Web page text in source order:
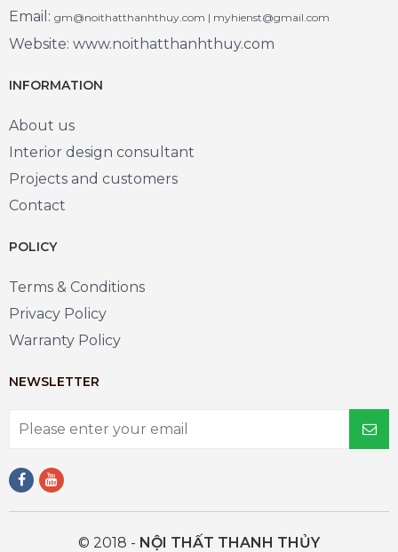
Email: gm@noithatthanhthuy.com | myhienst@gmail.com
Website: www.noithatthanhthuy.com
INFORMATION
About us
Interior design consultant
Projects and customers
Contact
POLICY
Terms & Conditions
Privacy Policy
Warranty Policy
NEWSLETTER
© 2018 - NỘI THẤT THANH THỦY